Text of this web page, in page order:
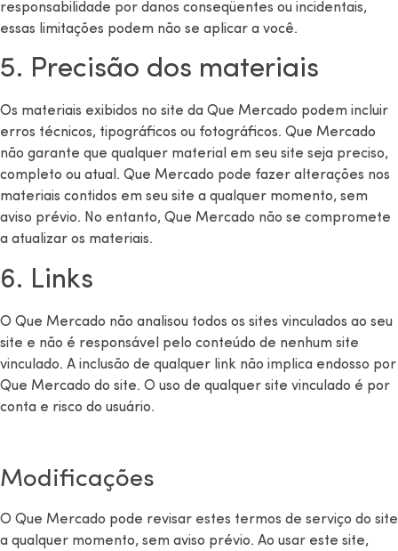
responsabilidade por danos conseqüentes ou incidentais,
essas limitações podem não se aplicar a você.
5. Precisão dos materiais
Os materiais exibidos no site da Que Mercado podem incluir
erros técnicos, tipográficos ou fotográficos. Que Mercado
não garante que qualquer material em seu site seja preciso,
completo ou atual. Que Mercado pode fazer alterações nos
materiais contidos em seu site a qualquer momento, sem
aviso prévio. No entanto, Que Mercado não se compromete
a atualizar os materiais.
6. Links
O Que Mercado não analisou todos os sites vinculados ao seu
site e não é responsável pelo conteúdo de nenhum site
vinculado. A inclusão de qualquer link não implica endosso por
Que Mercado do site. O uso de qualquer site vinculado é por
conta e risco do usuário.
Modificações
O Que Mercado pode revisar estes termos de serviço do site
a qualquer momento, sem aviso prévio. Ao usar este site,